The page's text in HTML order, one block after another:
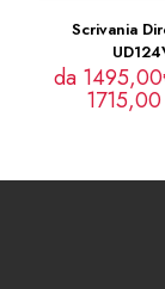
Scrivania
da
1715,00